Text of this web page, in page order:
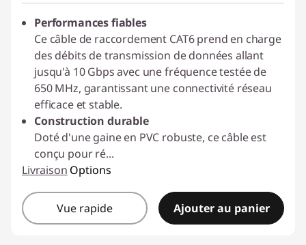
Utiliser un bon de réduction en ligne :
STARTECHPROMOCA
Performances fiables
Ce câble de raccordement CAT6 prend en charge
des débits de transmission de données allant
jusqu'à 10 Gbps avec une fréquence testée de
650 MHz, garantissant une connectivité réseau
efficace et stable.
Construction durable
Doté d'une gaine en PVC robuste, ce câble est
conçu pour ré...
Livraison Options
Vue rapide Ajouter au panier